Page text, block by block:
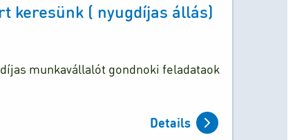
keresünk ( nyugdíjas állás)
munkavállalót gondnoki feladataok
Details